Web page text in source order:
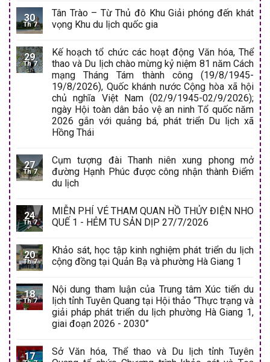
30
Th 7
Tân Trào – Từ Thủ đô Khu Giải phóng đến khát
vọng Khu du lịch quốc gia
29
Th 7
Kế hoạch tổ chức các hoạt động Văn hóa, Thể
thao và Du lịch chào mừng kỷ niệm 81 năm Cách
mạng Tháng Tám thành công (19/8/1945-
19/8/2026), Quốc khánh nước Cộng hòa xã hội
chủ nghĩa Việt Nam (02/9/1945-02/9/2026);
ngày Hội toàn dân bảo vệ an ninh Tổ quốc năm
2026 gắn với quảng bá, phát triển Du lịch xã
Hồng Thái
27
Th 7
Cụm tượng đài Thanh niên xung phong mở
đường Hạnh Phúc được công nhận thành Điểm
du lịch
24
Th 7
MIỄN PHÍ VÉ THAM QUAN HỒ THỦY ĐIỆN NHO
QUẾ 1 - HẺM TU SẢN DỊP 27/7/2026
20
Th 7
Khảo sát, học tập kinh nghiệm phát triển du lịch
cộng đồng tại Quản Bạ và phường Hà Giang 1
18
Th 7
Nội dung tham luận của Trung tâm Xúc tiến du
lịch tỉnh Tuyên Quang tại Hội thảo “Thực trạng và
giải pháp phát triển du lịch phường Hà Giang 1,
giai đoạn 2026 - 2030”
17
Sở Văn hóa, Thể thao và Du lịch tỉnh Tuyên